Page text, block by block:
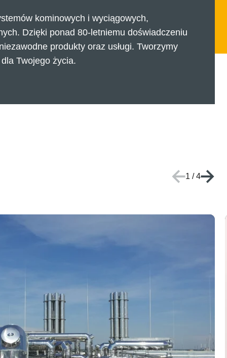
kominowych i wyciągowych,
Dzięki ponad 80-letniemu doświadczeniu
produkty oraz usługi. Tworzymy
Twojego życia.
1 /4